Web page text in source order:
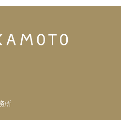
所